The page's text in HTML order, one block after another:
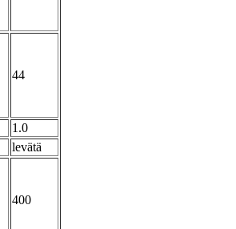
44
1.0
levätä
400